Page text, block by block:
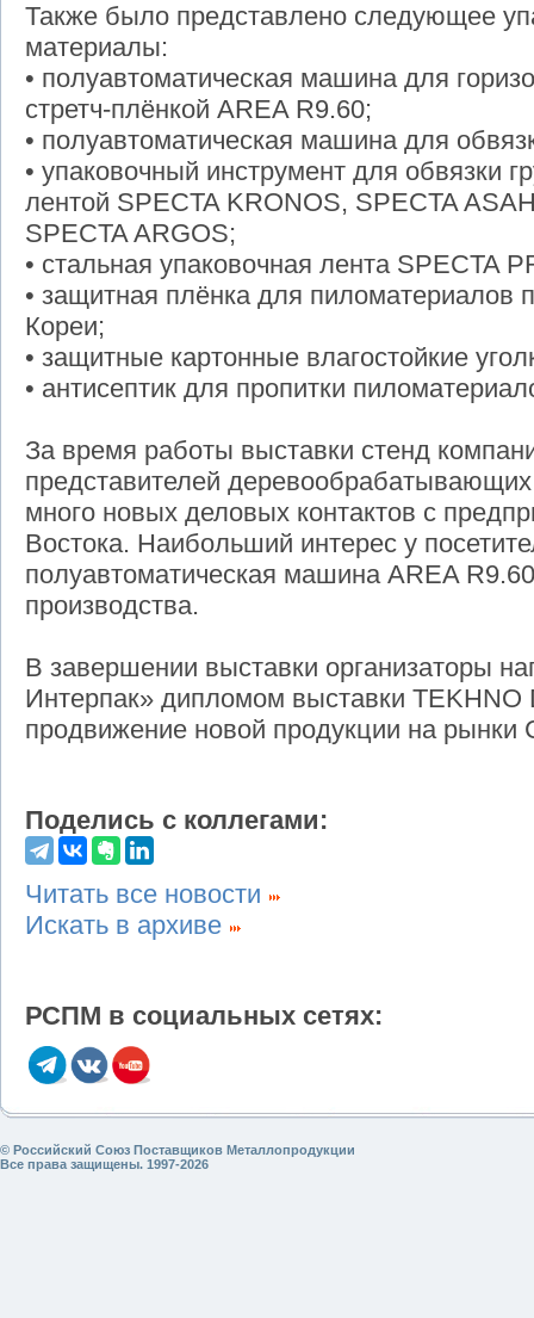
Также было представлено следующее
материалы:
• полуавтоматическая машина для
стретч-плёнкой AREA R9.60;
• полуавтоматическая машина для
• упаковочный инструмент для обвязки
лентой SPECTA KRONOS, SPECTA
SPECTA ARGOS;
• стальная упаковочная лента SPECTA
• защитная плёнка для пиломатериалов
Кореи;
• защитные картонные влагостойкие
• антисептик для пропитки
За время работы выставки стенд
представителей
много новых деловых контактов с
Востока. Наибольший интерес у
полуавтоматическая машина AREA
производства.
В завершении выставки организаторы
Интерпак» дипломом выставки TEKHNO
продвижение новой продукции на рынки
Поделись с коллегами:
Читать все новости
Искать в архиве
РСПМ в социальных сетях:
© Российский Союз Поставщиков Металлопродукции
Все права защищены. 1997-2026